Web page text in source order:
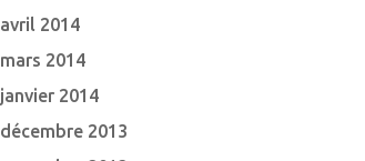
avril 2014
mars 2014
janvier 2014
décembre 2013